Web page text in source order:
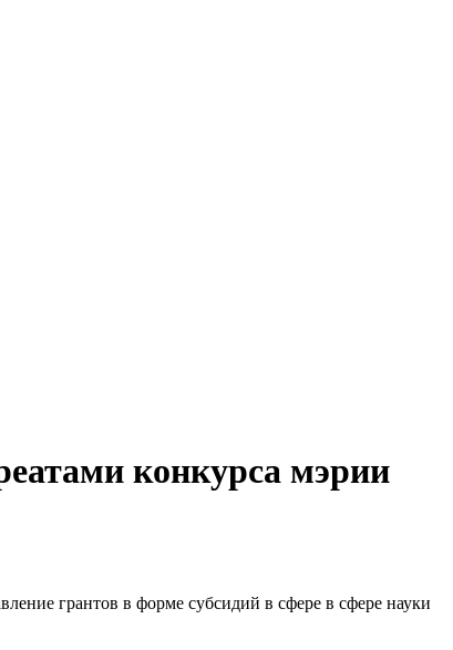
конкурса мэрии
грантов в форме субсидий в сфере в сфере науки